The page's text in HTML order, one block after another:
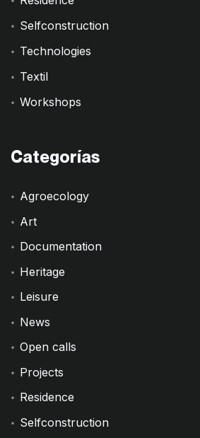
Selfconstruction
Technologies
Textil
Workshops
Categorías
Agroecology
Art
Documentation
Heritage
Leisure
News
Open calls
Projects
Residence
Selfconstruction